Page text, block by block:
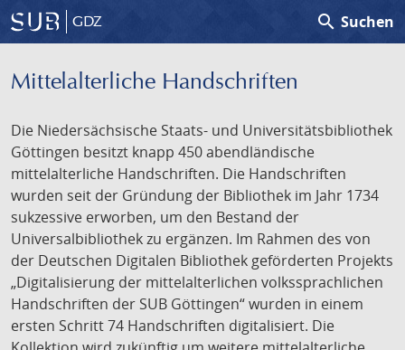
GDZ search Suchen
Mittelalterliche Handschriften
Die Niedersächsische Staats- und Universitätsbibliothek
Göttingen besitzt knapp 450 abendländische
mittelalterliche Handschriften. Die Handschriften
wurden seit der Gründung der Bibliothek im Jahr 1734
sukzessive erworben, um den Bestand der
Universalbibliothek zu ergänzen. Im Rahmen des von
der Deutschen Digitalen Bibliothek geförderten Projekts
„Digitalisierung der mittelalterlichen volkssprachlichen
Handschriften der SUB Göttingen“ wurden in einem
ersten Schritt 74 Handschriften digitalisiert. Die